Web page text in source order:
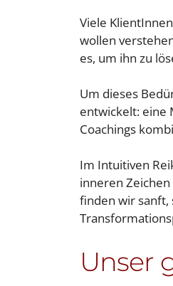
Viele
wollen
es, um ihn zu
Um dieses
entwickelt: eine
Coachings
Im Intuitiven
inneren
finden wir sanft,
Unser